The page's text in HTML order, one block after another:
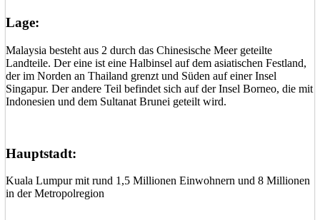
Lage:
Malaysia besteht aus 2 durch das Chinesische Meer geteilte
Landteile. Der eine ist eine Halbinsel auf dem asiatischen Festland,
der im Norden an Thailand grenzt und Süden auf einer Insel
Singapur. Der andere Teil befindet sich auf der Insel Borneo, die mit
Indonesien und dem Sultanat Brunei geteilt wird.
Hauptstadt:
Kuala Lumpur mit rund 1,5 Millionen Einwohnern und 8 Millionen
in der Metropolregion